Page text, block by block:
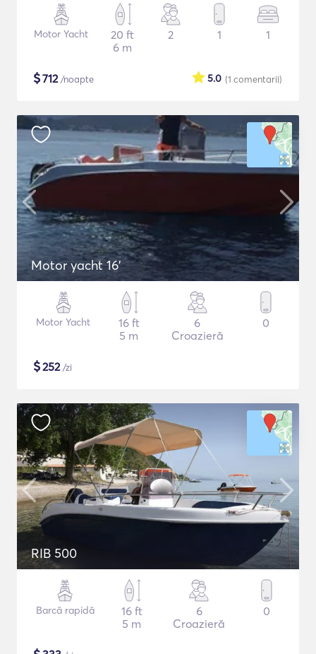
Motor Yacht
20 ft
6 m
2 1 1
$712/noapte (1 comentarii)
5.0
Motor yacht 16'
Motor Yacht
16 ft
5 m
6
Croazieră
0
$252/zi
RIB 500
Barcă rapidă
16 ft
5 m
6
Croazieră
0